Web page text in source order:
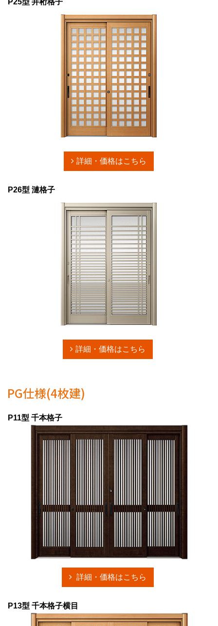
P25型 井桁格子
詳細・価格はこちら
P26型 漣格子
詳細・価格はこちら
PG仕様(4枚建)
P11型 千本格子
詳細・価格はこちら
P13型 千本格子横目